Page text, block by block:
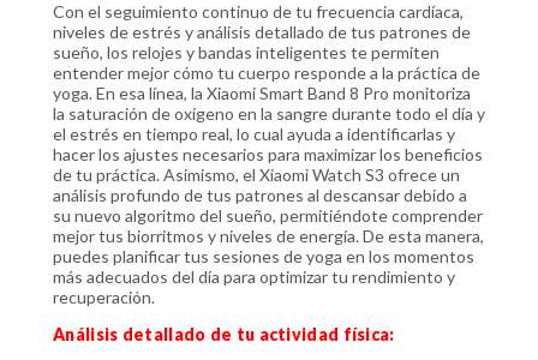
Con el seguimiento continuo de tu frecuencia cardíaca,
niveles de estrés y análisis detallado de tus patrones de
sueño, los relojes y bandas inteligentes te permiten
entender mejor cómo tu cuerpo responde a la práctica de
yoga. En esa línea, la Xiaomi Smart Band 8 Pro monitoriza
la saturación de oxígeno en la sangre durante todo el día y
el estrés en tiempo real, lo cual ayuda a identificarlas y
hacer los ajustes necesarios para maximizar los beneficios
de tu práctica. Asimismo, el Xiaomi Watch S3 ofrece un
análisis profundo de tus patrones al descansar debido a
su nuevo algoritmo del sueño, permitiéndote comprender
mejor tus biorritmos y niveles de energía. De esta manera,
puedes planificar tus sesiones de yoga en los momentos
más adecuados del día para optimizar tu rendimiento y
recuperación.
Análisis detallado de tu actividad física: